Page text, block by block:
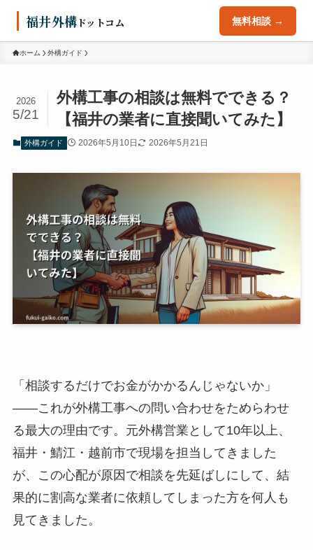
福井外構 ドットコム 無料相談 →
ホーム 外構ガイド
外構工事の相談は無料でできる？
【福井の業者に直接聞いてみた】
2026
5/21
外構ガイド 2026年5月10日 2026年5月21日
「相談するだけでお金がかかるんじゃないか」
——これが外構工事への問い合わせをためらわせ
る最大の理由です。元外構営業として10年以上、
福井・鯖江・越前市で現場を担当してきました
が、この心配が原因で相談を先延ばしにして、結
果的に割高な業者に依頼してしまった方を何人も
見てきました。